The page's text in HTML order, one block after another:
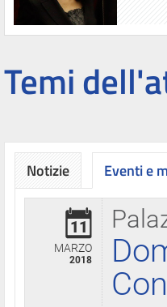
Temi
Notizie Eventi e
11
MARZO
2018